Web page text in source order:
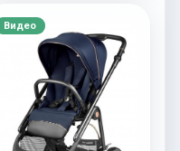
Видео